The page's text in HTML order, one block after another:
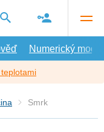
Numerický model
Smrk